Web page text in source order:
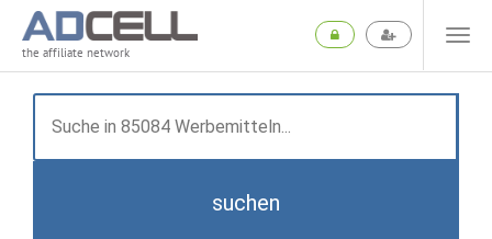
the affiliate network
suchen